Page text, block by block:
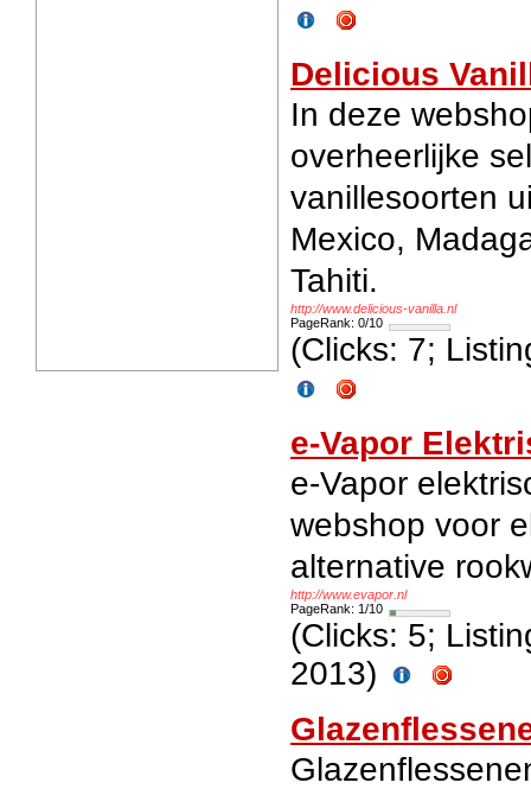
Delicious
In deze
overheerlijke
vanillesoorten
Mexico,
Tahiti.
http://www.delicious-vanilla.nl
PageRank: 0/10
(Clicks: 7;
e-Vapor
e-Vapor
webshop voor
alternative
http://www.evapor.nl
PageRank: 1/10
(Clicks: 5;
2013)